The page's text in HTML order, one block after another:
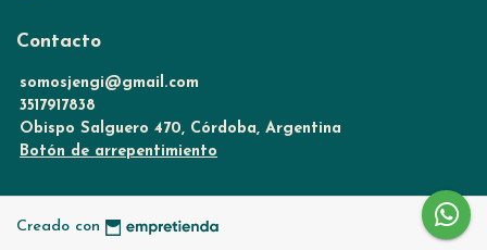
Contacto
somosjengi@gmail.com
3517917838
Obispo Salguero 470, Córdoba, Argentina
Botón de arrepentimiento
Creado con